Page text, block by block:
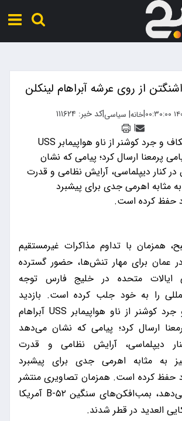
از روی عرشه آبراهام لینکلن
|خانه| سیاسی|کد خبر: ۱۱۱۶۲۴
|
بازدید استیو ویتکاف و جرد کوشنر از ناو هواپیمابر USS
پرمعنا ارسال کرد؛ پیامی که نشان
کنار دیپلماسی، آرایش نظامی و قدرت
به مثابه اهرمی جدی برای پیشبرد
حفظ کرده است.
9 صبح، همزمان با تداوم مذاکرات غیرمستقیم
عمان برای مهار تنش‌ها، حضور گسترده
ایالات متحده در خلیج فارس توجه
را به خود جلب کرده است. بازدید
استیو ویتکاف و جرد کوشنر از ناو هواپیمابر USS آبراهام
ارسال کرد؛ پیامی که نشان می‌دهد
دیپلماسی، آرایش نظامی و قدرت
نیز به مثابه اهرمی جدی برای پیشبرد
کرده است. همزمان تصاویری منتشر
شده که نشان می‌دهد، بمب‌افکن‌های سنگین B-۵۲ آمریکا
العدید در قطر شدند.